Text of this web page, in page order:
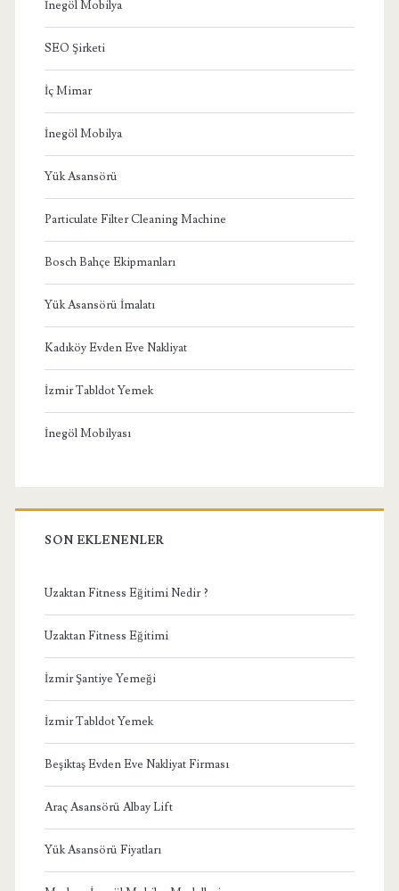
İnegöl Mobilya
SEO Şirketi
İç Mimar
İnegöl Mobilya
Yük Asansörü
Particulate Filter Cleaning Machine
Bosch Bahçe Ekipmanları
Yük Asansörü İmalatı
Kadıköy Evden Eve Nakliyat
İzmir Tabldot Yemek
İnegöl Mobilyası
SON EKLENENLER
Uzaktan Fitness Eğitimi Nedir ?
Uzaktan Fitness Eğitimi
İzmir Şantiye Yemeği
İzmir Tabldot Yemek
Beşiktaş Evden Eve Nakliyat Firması
Araç Asansörü Albay Lift
Yük Asansörü Fiyatları